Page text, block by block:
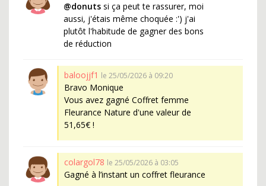
@donuts si ça peut te rassurer, moi
aussi, j'étais même choquée :') j'ai
plutôt l'habitude de gagner des bons
de réduction
baloojjf1 le 25/05/2026 à 09:20
Bravo Monique
Vous avez gagné Coffret femme
Fleurance Nature d'une valeur de
51,65€ !
colargol78 le 25/05/2026 à 03:05
Gagné à l’instant un coffret fleurance